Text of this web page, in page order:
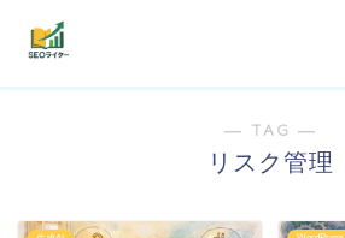
― TAG ―
リスク管理